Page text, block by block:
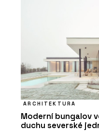
ARCHITEKTURA
Moderní bungalov
duchu severské